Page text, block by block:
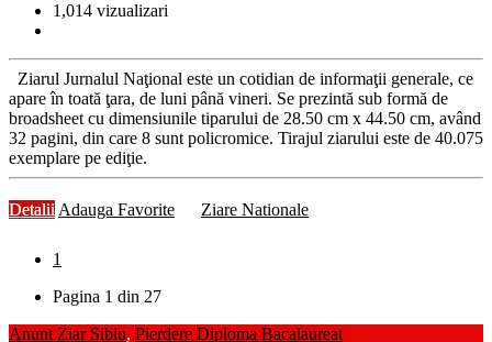
1,014 vizualizari
Ziarul Jurnalul Naţional este un cotidian de informaţii generale, ce
apare în toată ţara, de luni până vineri. Se prezintă sub formă de
broadsheet cu dimensiunile tiparului de 28.50 cm x 44.50 cm, având
32 pagini, din care 8 sunt policromice. Tirajul ziarului este de 40.075
exemplare pe ediţie.
Detalii Adauga Favorite Ziare Nationale
1
Pagina 1 din 27
Anunt Ziar Sibiu, Pierdere Diploma Bacalaureat